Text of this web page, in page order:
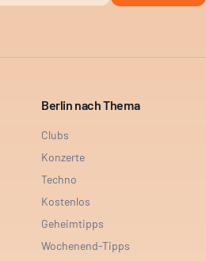
Berlin nach Thema
Clubs
Konzerte
Techno
Kostenlos
Geheimtipps
Wochenend-Tipps